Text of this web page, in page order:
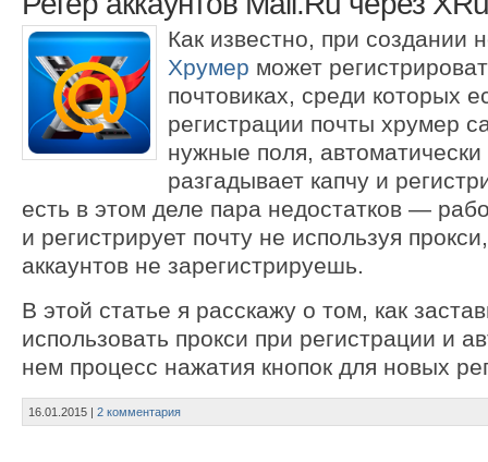
Как известно, при создании
Хрумер может
почтовиках, среди которых
регистрации почты хрумер
нужные поля,
разгадывает капчу и
есть в этом деле пара недостатков —
и регистрирует почту не используя
аккаунтов не зарегистрируешь.
В этой статье я расскажу о том, как
использовать прокси при регистрации и
нем процесс нажатия кнопок для новых
16.01.2015 | 2 комментария